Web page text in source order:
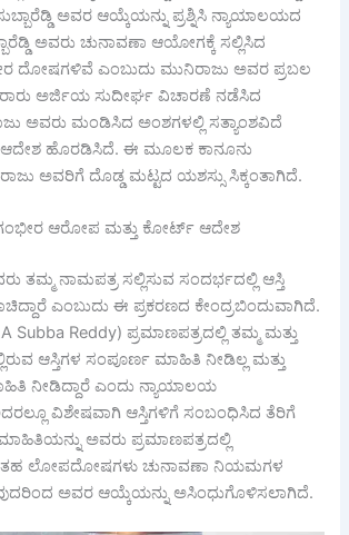
ಅವರ ಆಯ್ಕೆಯನ್ನು ಪ್ರಶ್ನಿಸಿ ನ್ಯಾಯಾಲಯದ
ಅವರು ಚುನಾವಣಾ ಆಯೋಗಕ್ಕೆ ಸಲ್ಲಿಸಿದ
ದೋಷಗಳಿವೆ ಎಂಬುದು ಮುನಿರಾಜು ಅವರ ಪ್ರಬಲ
ಅರ್ಜಿಯ ಸುದೀರ್ಘ ವಿಚಾರಣೆ ನಡೆಸಿದ
ಅವರು ಮಂಡಿಸಿದ ಅಂಶಗಳಲ್ಲಿ ಸತ್ಯಾಂಶವಿದೆ
ಹೊರಡಿಸಿದೆ. ಈ ಮೂಲಕ ಕಾನೂನು
ಅವರಿಗೆ ದೊಡ್ಡ ಮಟ್ಟದ ಯಶಸ್ಸು ಸಿಕ್ಕಂತಾಗಿದೆ.
ಗಂಭೀರ ಆರೋಪ ಮತ್ತು ಕೋರ್ಟ್ ಆದೇಶ
ತಮ್ಮ ನಾಮಪತ್ರ ಸಲ್ಲಿಸುವ ಸಂದರ್ಭದಲ್ಲಿ ಆಸ್ತಿ
ಎಂಬುದು ಈ ಪ್ರಕರಣದ ಕೇಂದ್ರಬಿಂದುವಾಗಿದೆ.
Subba Reddy) ಪ್ರಮಾಣಪತ್ರದಲ್ಲಿ ತಮ್ಮ ಮತ್ತು
ಆಸ್ತಿಗಳ ಸಂಪೂರ್ಣ ಮಾಹಿತಿ ನೀಡಿಲ್ಲ ಮತ್ತು
ನೀಡಿದ್ದಾರೆ ಎಂದು ನ್ಯಾಯಾಲಯ
ವಿಶೇಷವಾಗಿ ಆಸ್ತಿಗಳಿಗೆ ಸಂಬಂಧಿಸಿದ ತೆರಿಗೆ
ಅವರು ಪ್ರಮಾಣಪತ್ರದಲ್ಲಿ
ಲೋಪದೋಷಗಳು ಚುನಾವಣಾ ನಿಯಮಗಳ
ಅವರ ಆಯ್ಕೆಯನ್ನು ಅಸಿಂಧುಗೊಳಿಸಲಾಗಿದೆ.